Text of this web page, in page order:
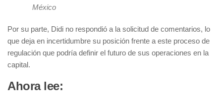
México
Por su parte, Didi no respondió a la solicitud de comentarios, lo
que deja en incertidumbre su posición frente a este proceso de
regulación que podría definir el futuro de sus operaciones en la
capital.
Ahora lee: